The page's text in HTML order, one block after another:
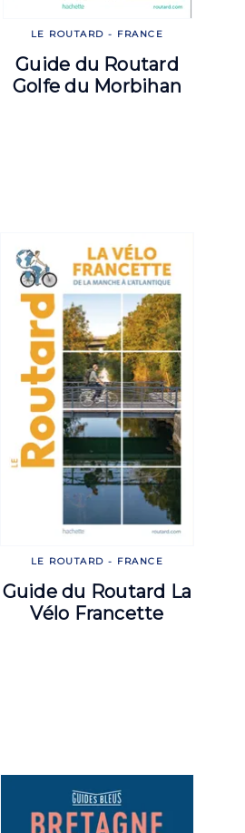
LE ROUTARD - FRANCE
Guide du Routard
Golfe du Morbihan
LE ROUTARD - FRANCE
Guide du Routard La
Vélo Francette